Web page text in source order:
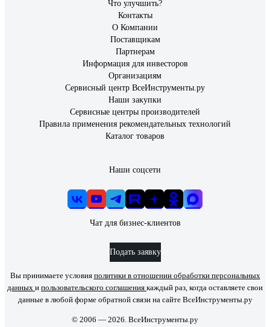
Что улучшить?
Контакты
О Компании
Поставщикам
Партнерам
Информация для инвесторов
Организациям
Сервисный центр ВсеИнструменты.ру
Наши закупки
Сервисные центры производителей
Правила применения рекомендательных технологий
Каталог товаров
Наши соцсети
Чат для бизнес-клиентов
Подать заявку
Вы принимаете условия политики в отношении обработки персональных
данных и пользовательского соглашения каждый раз, когда оставляете свои
данные в любой форме обратной связи на сайте ВсеИнструменты.ру
© 2006 — 2026. ВсеИнструменты.ру